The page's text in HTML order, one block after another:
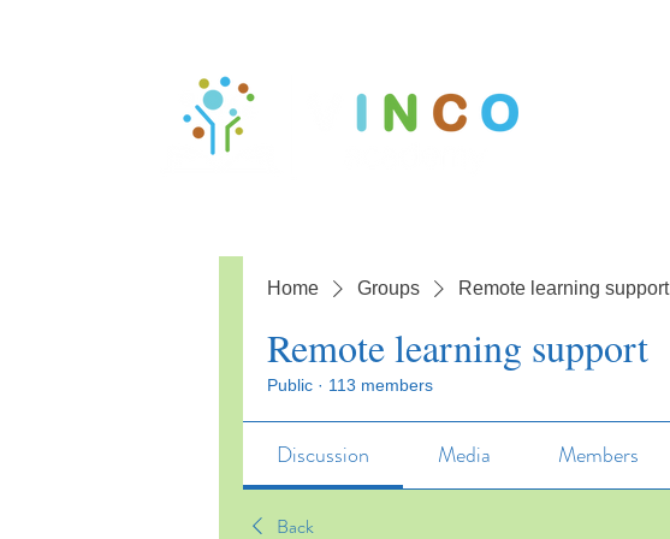
Home Groups Remote learning support
Remote learning support
Public · 113 members
Discussion Media Members
Back